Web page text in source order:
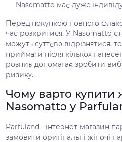
Nasomatto має дуже
Перед покупкою повного
час розкритися. У Nasomatto
можуть суттєво відрізнятися,
приймати після кількох
розпив допомагає зробити
ризику.
Чому варто купити
Nasomatto у
Parfuland - інтернет-магазин
замовити оригінальні жіночі